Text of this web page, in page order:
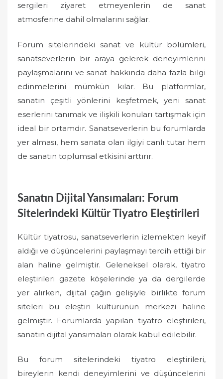
sergileri ziyaret etmeyenlerin de sanat
atmosferine dahil olmalarını sağlar.
Forum sitelerindeki sanat ve kültür bölümleri,
sanatseverlerin bir araya gelerek deneyimlerini
paylaşmalarını ve sanat hakkında daha fazla bilgi
edinmelerini mümkün kılar. Bu platformlar,
sanatın çeşitli yönlerini keşfetmek, yeni sanat
eserlerini tanımak ve ilişkili konuları tartışmak için
ideal bir ortamdır. Sanatseverlerin bu forumlarda
yer alması, hem sanata olan ilgiyi canlı tutar hem
de sanatın toplumsal etkisini arttırır.
Sanatın Dijital Yansımaları: Forum
Sitelerindeki Kültür Tiyatro Eleştirileri
Kültür tiyatrosu, sanatseverlerin izlemekten keyif
aldığı ve düşüncelerini paylaşmayı tercih ettiği bir
alan haline gelmiştir. Geleneksel olarak, tiyatro
eleştirileri gazete köşelerinde ya da dergilerde
yer alırken, dijital çağın gelişiyle birlikte forum
siteleri bu eleştiri kültürünün merkezi haline
gelmiştir. Forumlarda yapılan tiyatro eleştirileri,
sanatın dijital yansımaları olarak kabul edilebilir.
Bu forum sitelerindeki tiyatro eleştirileri,
bireylerin kendi deneyimlerini ve düşüncelerini